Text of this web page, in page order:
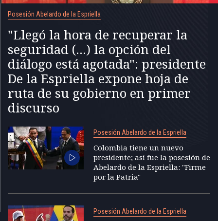
Posesión Abelardo de la Espriella
"Llegó la hora de recuperar la
seguridad (...) la opción del
diálogo está agotada": presidente
De la Espriella expone hoja de
ruta de su gobierno en primer
discurso
Posesión Abelardo de la Espriella
Colombia tiene un nuevo
presidente; así fue la posesión de
Abelardo de la Espriella: "Firme
por la Patria"
Posesión Abelardo de la Espriella